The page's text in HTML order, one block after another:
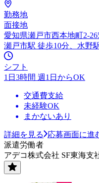
勤務地
面接地
愛知県瀬戸市西本地町2-
瀬戸市駅 徒歩10分、水野
シフト
1日3時間 週1日からOK
交通費支給
未経験OK
まかないあり
詳細を見る
応募画面に進
派遣労働者
アデコ株式会社 SF東海支